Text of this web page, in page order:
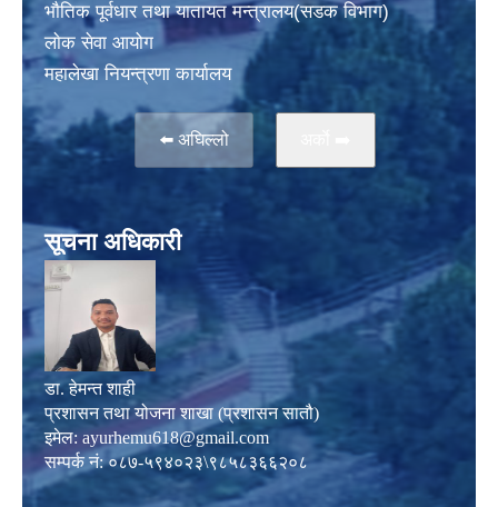
भाैतिक पूर्वधार तथा यातायत मन्त्रालय(सडक विभाग)
लाेक सेवा आयोग
महालेखा नियन्त्रणा कार्यालय
⬅️ अघिल्लो
सूचना अधिकारी
डा. हेमन्त शाही
प्रशासन तथा योजना शाखा (प्रशासन सातौ)
इमेल: ayurhemu618@gmail.com
सम्पर्क नं: ०८७-५९४०२३\९८५८३६६२०८